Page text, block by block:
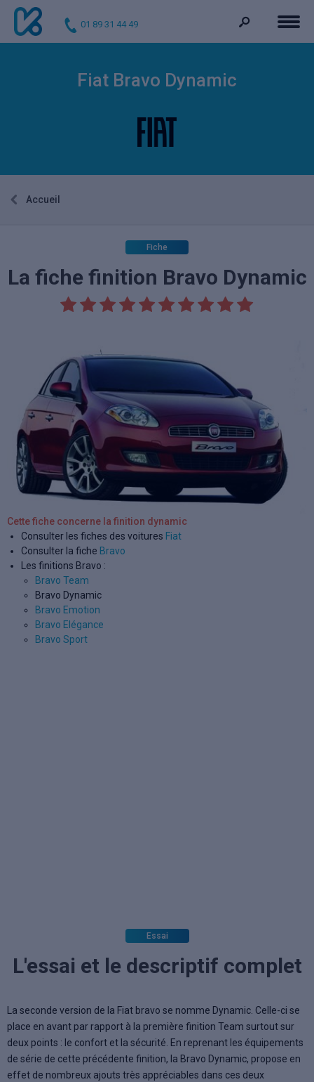
01 89 31 44 49
Fiat Bravo Dynamic
Accueil
Fiche
La fiche finition Bravo Dynamic
Cette fiche concerne la finition dynamic
Consulter les fiches des voitures Fiat
Consulter la fiche Bravo
Les finitions Bravo :
Bravo Team
Bravo Dynamic
Bravo Emotion
Bravo Elégance
Bravo Sport
Essai
L'essai et le descriptif complet
La seconde version de la Fiat bravo se nomme Dynamic. Celle-ci se
place en avant par rapport à la première finition Team surtout sur
deux points : le confort et la sécurité. En reprenant les équipements
de série de cette précédente finition, la Bravo Dynamic, propose en
effet de nombreux ajouts très appréciables dans ces deux